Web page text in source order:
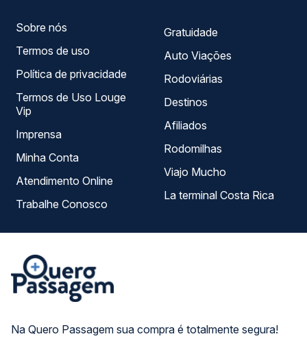
Na Quero Passagem sua compra é totalmente segura!
Sobre nós
Termos de uso
Política de privacidade
Termos de Uso Louge
Vip
Imprensa
Minha Conta
Atendimento Online
Trabalhe Conosco
Gratuidade
Auto Viações
Rodoviárias
Destinos
Afiliados
Rodomilhas
Viajo Mucho
La terminal Costa Rica